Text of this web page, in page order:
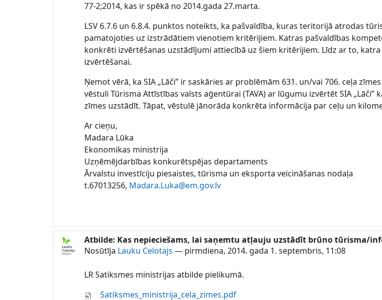
77-2;2014, kas ir spēkā no 2014.gada 27.marta.
LSV 6.7.6 un 6.8.4. punktos noteikts, ka pašvaldība, kuras teritorijā atrodas
pamatojoties uz izstrādātiem vienotiem kritērijiem. Katras pašvaldības
konkrēti izvērtēšanas uzstādījumi attiecībā uz šiem kritērijiem. Līdz ar to,
izvērtēšanai.
Ņemot vērā, ka SIA „Lāči” ir saskāries ar problēmām 631. un/vai 706. ceļa
vēstuli Tūrisma Attīstības valsts aģentūrai (TAVA) ar lūgumu izvērtēt SIA
zīmes uzstādīt. Tāpat, vēstulē jānorāda konkrēta informācija par ceļu un
Ar cieņu,
Madara Lūka
Ekonomikas ministrija
Uzņēmējdarbības konkurētspējas departaments
Ārvalstu investīciju piesaistes, tūrisma un eksporta veicināšanas nodaļa
t.67013256, Madara.Luka@em.gov.lv
Atbildot uz Lauku Celotajs
Atbilde: Kas nepieciešams, lai saņemtu atļauju uzstādīt brūno tūrisma/
Nosūtīja Lauku Celotajs — pirmdiena, 2014. gada 1. septembris, 11:08
LR Satiksmes ministrijas atbilde pielikumā.
Satiksmes_ministrija_cela_zimes.pdf